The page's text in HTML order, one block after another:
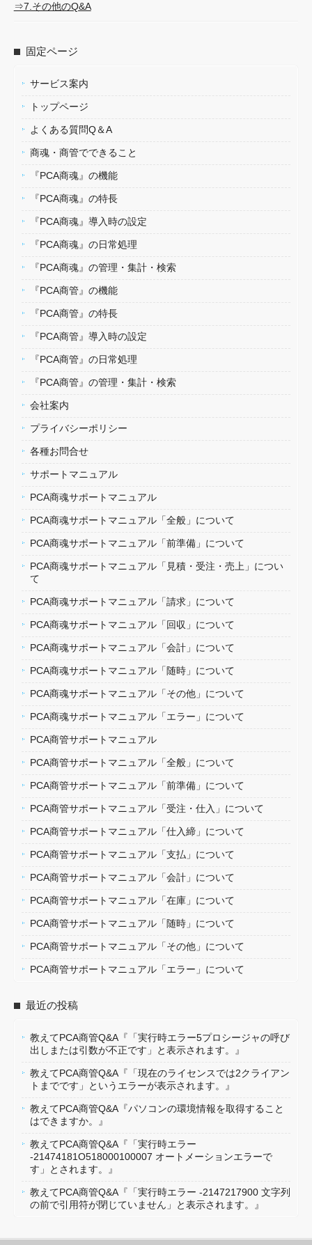
⇒7.その他のQ&A
固定ページ
サービス案内
トップページ
よくある質問Q＆A
商魂・商管でできること
『PCA商魂』の機能
『PCA商魂』の特長
『PCA商魂』導入時の設定
『PCA商魂』の日常処理
『PCA商魂』の管理・集計・検索
『PCA商管』の機能
『PCA商管』の特長
『PCA商管』導入時の設定
『PCA商管』の日常処理
『PCA商管』の管理・集計・検索
会社案内
プライバシーポリシー
各種お問合せ
サポートマニュアル
PCA商魂サポートマニュアル
PCA商魂サポートマニュアル「全般」について
PCA商魂サポートマニュアル「前準備」について
PCA商魂サポートマニュアル「見積・受注・売上」につい
て
PCA商魂サポートマニュアル「請求」について
PCA商魂サポートマニュアル「回収」について
PCA商魂サポートマニュアル「会計」について
PCA商魂サポートマニュアル「随時」について
PCA商魂サポートマニュアル「その他」について
PCA商魂サポートマニュアル「エラー」について
PCA商管サポートマニュアル
PCA商管サポートマニュアル「全般」について
PCA商管サポートマニュアル「前準備」について
PCA商管サポートマニュアル「受注・仕入」について
PCA商管サポートマニュアル「仕入締」について
PCA商管サポートマニュアル「支払」について
PCA商管サポートマニュアル「会計」について
PCA商管サポートマニュアル「在庫」について
PCA商管サポートマニュアル「随時」について
PCA商管サポートマニュアル「その他」について
PCA商管サポートマニュアル「エラー」について
最近の投稿
教えてPCA商管Q&A『「実行時エラー5プロシージャの呼び
出しまたは引数が不正です」と表示されます。』
教えてPCA商管Q&A『「現在のライセンスでは2クライアン
トまでです」というエラーが表示されます。』
教えてPCA商管Q&A『パソコンの環境情報を取得すること
はできますか。』
教えてPCA商管Q&A『「実行時エラー
-21474181O518000100007 オートメーションエラーで
す」とされます。』
教えてPCA商管Q&A『「実行時エラー -2147217900 文字列
の前で引用符が閉じていません」と表示されます。』